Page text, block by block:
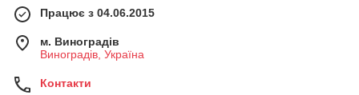
Працює з 04.06.2015
м. Виноградів
Виноградів, Україна
Контакти